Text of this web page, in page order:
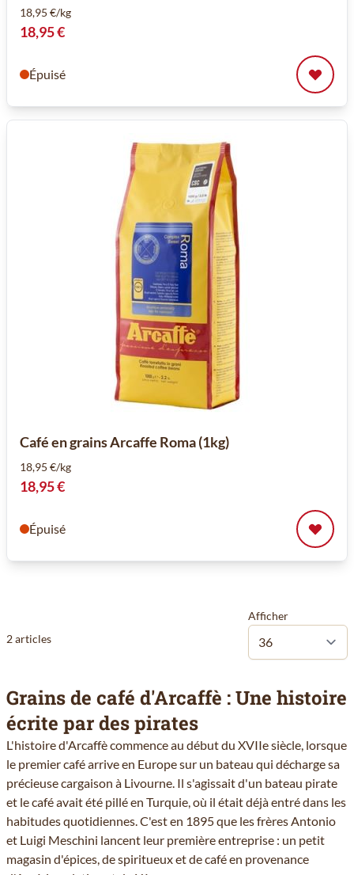
18,95 €/kg
18,95 €
Épuisé
Café en grains Arcaffe Roma (1kg)
18,95 €/kg
18,95 €
Épuisé
2articles
Afficher
Grains de café d'Arcaffè : Une histoire
écrite par des pirates
L'histoire d'Arcaffè commence au début du XVIIe siècle, lorsque
le premier café arrive en Europe sur un bateau qui décharge sa
précieuse cargaison à Livourne. Il s'agissait d'un bateau pirate
et le café avait été pillé en Turquie, où il était déjà entré dans les
habitudes quotidiennes. C'est en 1895 que les frères Antonio
et Luigi Meschini lancent leur première entreprise : un petit
magasin d'épices, de spiritueux et de café en provenance